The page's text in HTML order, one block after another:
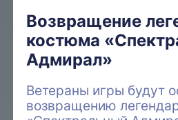
Возвращение
костюма
Адмирал»
Ветераны игры будут
возвращению